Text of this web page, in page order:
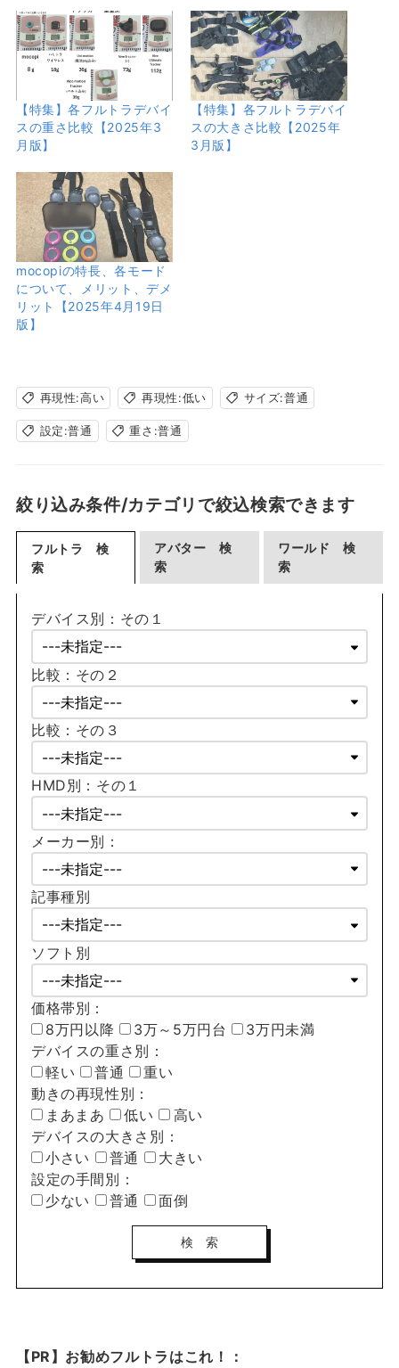
【特集】各フルトラデバイ
スの重さ比較【2025年3
月版】
【特集】各フルトラデバイ
スの大きさ比較【2025年
3月版】
mocopiの特長、各モード
について、メリット、デメ
リット【2025年4月19日
版】
再現性:高い 再現性:低い サイズ:普通
設定:普通 重さ:普通
絞り込み条件/カテゴリで絞込検索できます
フルトラ 検
索
アバター 検
索
ワールド 検
索
デバイス別：その１
比較：その２
比較：その３
HMD別：その１
メーカー別：
記事種別
ソフト別
価格帯別：
8万円以降
3万～5万円台
3万円未満
デバイスの重さ別：
軽い
普通
重い
動きの再現性別：
まあまあ
低い
高い
デバイスの大きさ別：
小さい
普通
大きい
設定の手間別：
少ない
普通 面倒
【PR】お勧めフルトラはこれ！：